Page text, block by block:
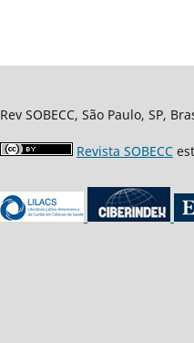
Rev SOBECC, São Paulo, SP,
Revista SOBECC